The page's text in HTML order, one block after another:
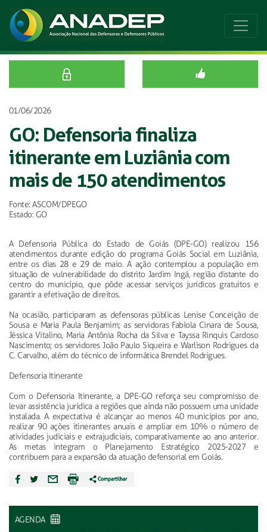
01/06/2026
GO: Defensoria finaliza
itinerante em Luziânia com
mais de 150 atendimentos
Fonte: ASCOM/DPEGO
Estado: GO
A Defensoria Pública do Estado de Goiás (DPE-GO) realizou 156
atendimentos durante edição do programa Goiás Social em Luziânia,
entre os dias 28 e 29 de maio. A ação contemplou a população em
situação de vulnerabilidade do distrito Jardim Ingá, região distante do
centro do município, que pôde acessar serviços jurídicos gratuitos e
garantir a efetivação de direitos.
Na ocasião, participaram as defensoras públicas Lenise Conceição de
Sousa e Maria Paula Benjamim; as servidoras Fabíola Cinara de Sousa,
Jéssica Vitalino, Maria Antônia Rocha da Silva e Tayssa Rinquis Cardoso
Nascimento; os servidores João Paulo Siqueira e Warlison Rodrigues da
C. Carvalho, além do técnico de informática Brendel Rodrigues.
Defensoria Itinerante
Com o Defensoria Itinerante, a DPE-GO reforça seu compromisso de
levar assistência jurídica a regiões que ainda não possuem uma unidade
instalada. A expectativa é alcançar ao menos 40 municípios por ano,
realizar 90 ações itinerantes anuais e ampliar em 10% o número de
atividades judiciais e extrajudiciais, comparativamente ao ano anterior.
As metas integram o Planejamento Estratégico 2025-2027 e
contribuem para a expansão da atuação defensorial em Goiás.
AGENDA